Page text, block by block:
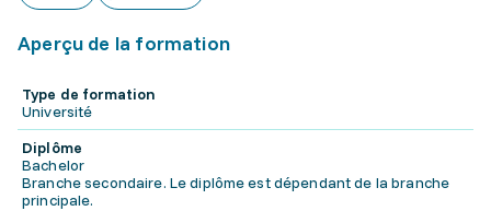
Aperçu de la formation
Type de formation
Université
Diplôme
Bachelor
Branche secondaire. Le diplôme est dépendant de la branche
principale.